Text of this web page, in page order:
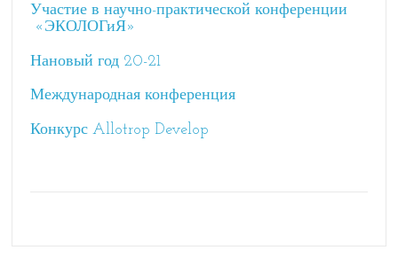
Участие в научно-практической конференции
«ЭКОЛОГиЯ»
Нановый год 20-21
Международная конференция
Конкурс Allotrop Develop